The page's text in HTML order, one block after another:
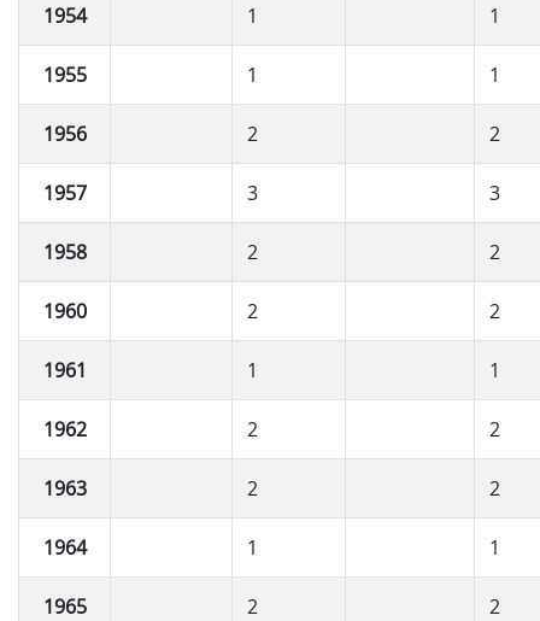
1954 1 1
1955 1 1
1956 2 2
1957 3 3
1958 2 2
1960 2 2
1961 1 1
1962 2 2
1963 2 2
1964 1 1
1965 2 2